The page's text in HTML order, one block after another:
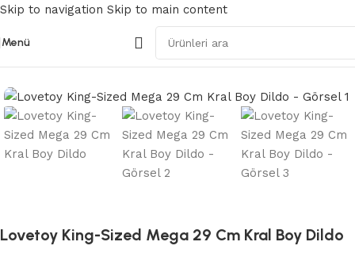
Skip to navigation Skip to main content
Menü
Gerçekçi Dildolar
Lovetoy King-Sized Mega 29 Cm Kral Boy Dildo